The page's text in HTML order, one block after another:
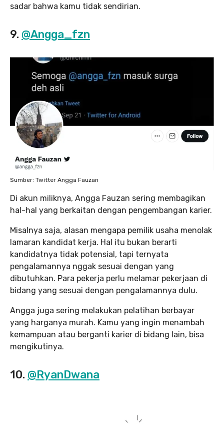
sadar bahwa kamu tidak sendirian.
9. @Angga_fzn
Sumber: Twitter Angga Fauzan
Di akun miliknya, Angga Fauzan sering membagikan
hal-hal yang berkaitan dengan pengembangan karier.
Misalnya saja, alasan mengapa pemilik usaha menolak
lamaran kandidat kerja. Hal itu bukan berarti
kandidatnya tidak potensial, tapi ternyata
pengalamannya nggak sesuai dengan yang
dibutuhkan. Para pekerja perlu melamar pekerjaan di
bidang yang sesuai dengan pengalamannya dulu.
Angga juga sering melakukan pelatihan berbayar
yang harganya murah. Kamu yang ingin menambah
kemampuan atau berganti karier di bidang lain, bisa
mengikutinya.
10. @RyanDwana